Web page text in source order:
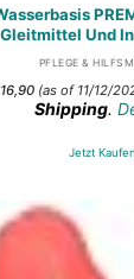
Und
PFLEGE &
16,90(as of 11/12/
Shipping.
Jetzt Kaufen